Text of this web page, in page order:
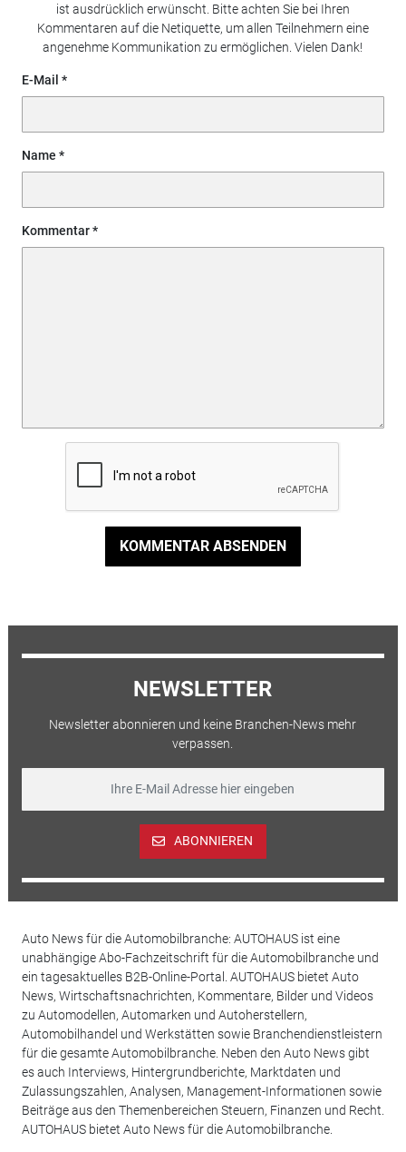
ist ausdrücklich erwünscht. Bitte achten Sie bei Ihren
Kommentaren auf die Netiquette, um allen Teilnehmern eine
angenehme Kommunikation zu ermöglichen. Vielen Dank!
E-Mail
Name
Kommentar
KOMMENTAR ABSENDEN
NEWSLETTER
Newsletter abonnieren und keine Branchen-News mehr
verpassen.
ABONNIEREN
Auto News für die Automobilbranche: AUTOHAUS ist eine
unabhängige Abo-Fachzeitschrift für die Automobilbranche und
ein tagesaktuelles B2B-Online-Portal. AUTOHAUS bietet Auto
News, Wirtschaftsnachrichten, Kommentare, Bilder und Videos
zu Automodellen, Automarken und Autoherstellern,
Automobilhandel und Werkstätten sowie Branchendienstleistern
für die gesamte Automobilbranche. Neben den Auto News gibt
es auch Interviews, Hintergrundberichte, Marktdaten und
Zulassungszahlen, Analysen, Management-Informationen sowie
Beiträge aus den Themenbereichen Steuern, Finanzen und Recht.
AUTOHAUS bietet Auto News für die Automobilbranche.